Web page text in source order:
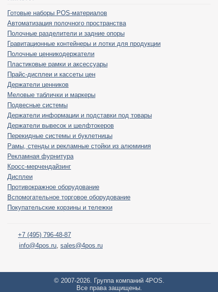
Готовые наборы POS-материалов
Автоматизация полочного пространства
Полочные разделители и задние опоры
Гравитационные контейнеры и лотки для продукции
Полочные ценникодержатели
Пластиковые рамки и аксессуары
Прайс-дисплеи и кассеты цен
Держатели ценников
Меловые таблички и маркеры
Подвесные системы
Держатели информации и подставки под товары
Держатели вывесок и шелфтокеров
Перекидные системы и буклетницы
Рамы, стенды и рекламные стойки из алюминия
Рекламная фурнитура
Кросс-мерчендайзинг
Дисплеи
Противокражное оборудование
Вспомогательное торговое оборудование
Покупательские корзины и тележки
+7 (495) 796-48-87
info@4pos.ru, sales@4pos.ru
© 2007-2026. Группа компаний 4POS.
Все права защищены.